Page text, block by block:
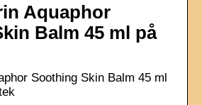
Aquaphor
Balm 45 ml på
Soothing Skin Balm 45 ml